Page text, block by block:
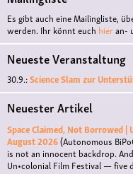
Es gibt auch eine Mailingliste,
werden. Ihr könnt euch hieran-
Neueste Veranstaltung
30.9.:Science Slam zur
Neuester Artikel
Space Claimed, Not Borrowed |
August 2026(Autonomous
is not an innocent backdrop.
Un•colonial Film Festival — five